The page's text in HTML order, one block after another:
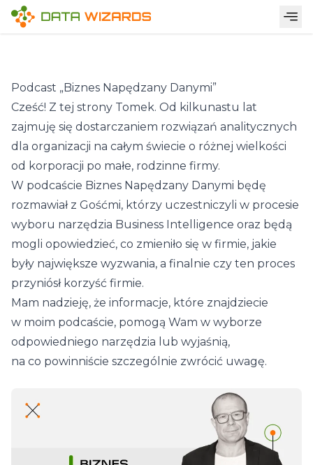
Podcast „Biznes Napędzany Danymi”
Cześć! Z tej strony Tomek. Od kilkunastu lat
zajmuję się dostarczaniem rozwiązań analitycznych
dla organizacji na całym świecie o różnej wielkości
od korporacji po małe, rodzinne firmy.
W podcaście Biznes Napędzany Danymi będę
rozmawiał z Gośćmi, którzy uczestniczyli w procesie
wyboru narzędzia Business Intelligence oraz będą
mogli opowiedzieć, co zmieniło się w firmie, jakie
były największe wyzwania, a finalnie czy ten proces
przyniósł korzyść firmie.
Mam nadzieję, że informacje, które znajdziecie
w moim podcaście, pomogą Wam w wyborze
odpowiedniego narzędzia lub wyjaśnią,
na co powinniście szczególnie zwrócić uwagę.